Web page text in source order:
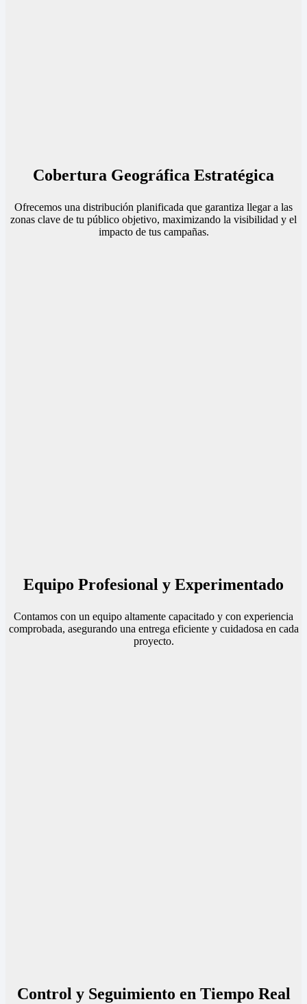
Cobertura Geográfica Estratégica
Ofrecemos una distribución planificada que garantiza llegar a las
zonas clave de tu público objetivo, maximizando la visibilidad y el
impacto de tus campañas.
Equipo Profesional y Experimentado
Contamos con un equipo altamente capacitado y con experiencia
comprobada, asegurando una entrega eficiente y cuidadosa en cada
proyecto.
Control y Seguimiento en Tiempo Real